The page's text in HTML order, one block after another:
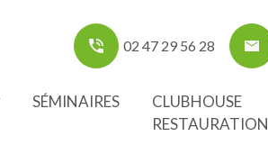
02 47 29 56 28
SÉMINAIRES
CLUBHOUSE
RESTAURATION